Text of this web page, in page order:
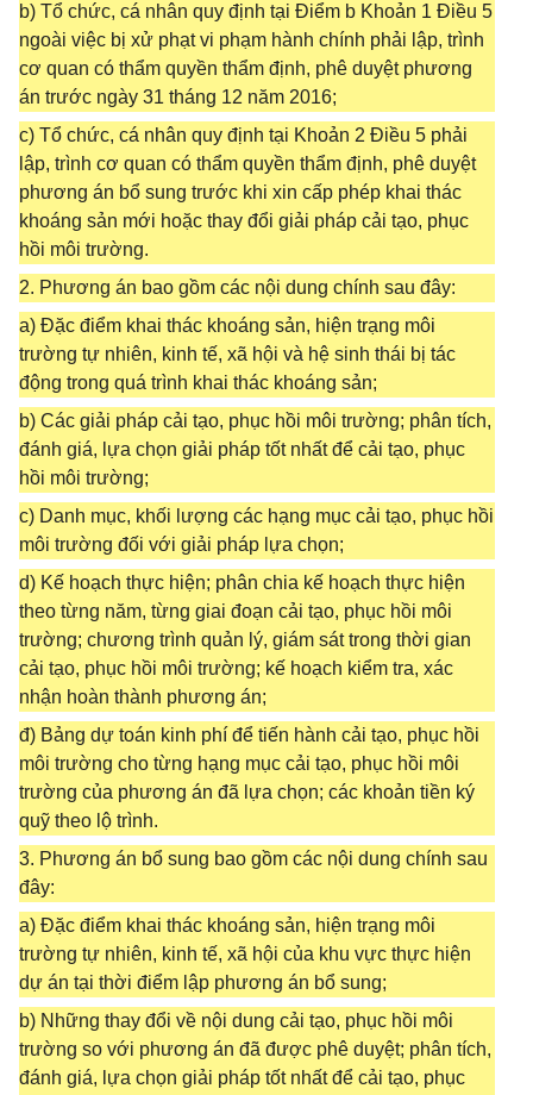
b) Tổ chức, cá nhân quy định tại Điểm b Khoản 1 Điều 5
ngoài việc bị xử phạt vi phạm hành chính phải lập, trình
cơ quan có thẩm quyền thẩm định, phê duyệt phương
án trước ngày 31 tháng 12 năm 2016;
c) Tổ chức, cá nhân quy định tại Khoản 2 Điều 5 phải
lập, trình cơ quan có thẩm quyền thẩm định, phê duyệt
phương án bổ sung trước khi xin cấp phép khai thác
khoáng sản mới hoặc thay đổi giải pháp cải tạo, phục
hồi môi trường.
2. Phương án bao gồm các nội dung chính sau đây:
a) Đặc điểm khai thác khoáng sản, hiện trạng môi
trường tự nhiên, kinh tế, xã hội và hệ sinh thái bị tác
động trong quá trình khai thác khoáng sản;
b) Các giải pháp cải tạo, phục hồi môi trường; phân tích,
đánh giá, lựa chọn giải pháp tốt nhất để cải tạo, phục
hồi môi trường;
c) Danh mục, khối lượng các hạng mục cải tạo, phục hồi
môi trường đối với giải pháp lựa chọn;
d) Kế hoạch thực hiện; phân chia kế hoạch thực hiện
theo từng năm, từng giai đoạn cải tạo, phục hồi môi
trường; chương trình quản lý, giám sát trong thời gian
cải tạo, phục hồi môi trường; kế hoạch kiểm tra, xác
nhận hoàn thành phương án;
đ) Bảng dự toán kinh phí để tiến hành cải tạo, phục hồi
môi trường cho từng hạng mục cải tạo, phục hồi môi
trường của phương án đã lựa chọn; các khoản tiền ký
quỹ theo lộ trình.
3. Phương án bổ sung bao gồm các nội dung chính sau
đây:
a) Đặc điểm khai thác khoáng sản, hiện trạng môi
trường tự nhiên, kinh tế, xã hội của khu vực thực hiện
dự án tại thời điểm lập phương án bổ sung;
b) Những thay đổi về nội dung cải tạo, phục hồi môi
trường so với phương án đã được phê duyệt; phân tích,
đánh giá, lựa chọn giải pháp tốt nhất để cải tạo, phục